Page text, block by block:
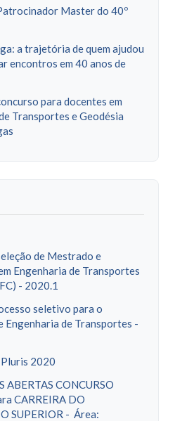
Master do 40º
a trajetória de quem ajudou
encontros em 40 anos de
para docentes em
Transportes e Geodésia
de Mestrado e
Engenharia de Transportes
- 2020.1
seletivo para o
Engenharia de Transportes -
Pluris 2020
ABERTAS CONCURSO
CARREIRA DO
SUPERIOR - Área: